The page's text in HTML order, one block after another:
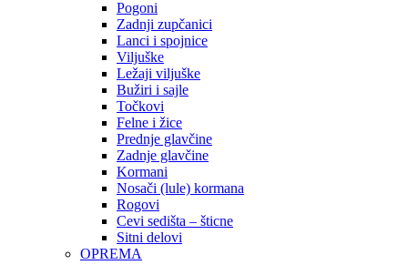
Pogoni
Zadnji zupčanici
Lanci i spojnice
Viljuške
Ležaji viljuške
Bužiri i sajle
Točkovi
Felne i žice
Prednje glavčine
Zadnje glavčine
Kormani
Nosači (lule) kormana
Rogovi
Cevi sedišta – šticne
Sitni delovi
OPREMA